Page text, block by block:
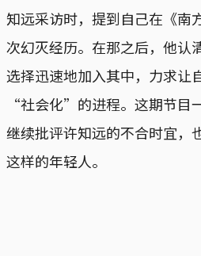
知远采访时，提到自己在《南
次幻灭经历。在那之后，他认
选择迅速地加入其中，力求让
“社会化”的进程。这期节目
继续批评许知远的不合时宜，
这样的年轻人。